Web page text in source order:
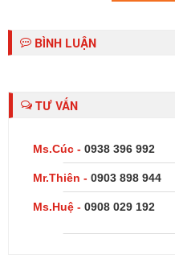
BÌNH LUẬN
TƯ VẤN
Ms.Cúc - 0938 396 992
Mr.Thiên - 0903 898 944
Ms.Huệ - 0908 029 192